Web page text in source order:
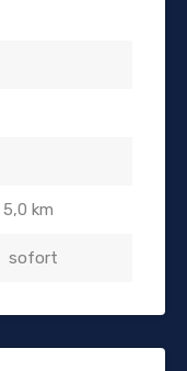
5,0 km
sofort